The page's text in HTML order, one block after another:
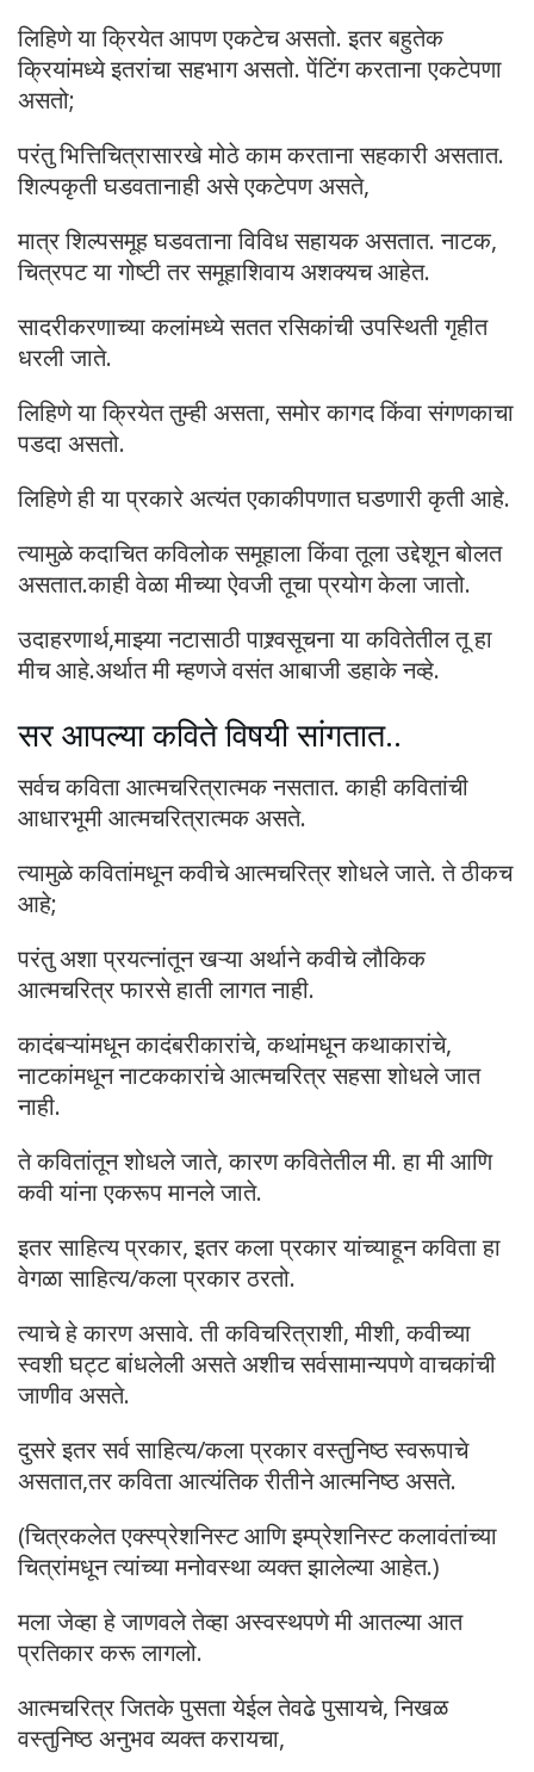
लिहिणे या क्रियेत आपण एकटेच असतो. इतर बहुतेक
क्रियांमध्ये इतरांचा सहभाग असतो. पेंटिंग करताना एकटेपणा
असतो;
परंतु भित्तिचित्रासारखे मोठे काम करताना सहकारी असतात.
शिल्पकृती घडवतानाही असे एकटेपण असते,
मात्र शिल्पसमूह घडवताना विविध सहायक असतात. नाटक,
चित्रपट या गोष्टी तर समूहाशिवाय अशक्यच आहेत.
सादरीकरणाच्या कलांमध्ये सतत रसिकांची उपस्थिती गृहीत
धरली जाते.
लिहिणे या क्रियेत तुम्ही असता, समोर कागद किंवा संगणकाचा
पडदा असतो.
लिहिणे ही या प्रकारे अत्यंत एकाकीपणात घडणारी कृती आहे.
त्यामुळे कदाचित कविलोक समूहाला किंवा तूला उद्देशून बोलत
असतात.काही वेळा मीच्या ऐवजी तूचा प्रयोग केला जातो.
उदाहरणार्थ,माझ्या नटासाठी पाश्र्वसूचना या कवितेतील तू हा
मीच आहे.अर्थात मी म्हणजे वसंत आबाजी डहाके नव्हे.
सर आपल्या कविते विषयी सांगतात..
सर्वच कविता आत्मचरित्रात्मक नसतात. काही कवितांची
आधारभूमी आत्मचरित्रात्मक असते.
त्यामुळे कवितांमधून कवीचे आत्मचरित्र शोधले जाते. ते ठीकच
आहे;
परंतु अशा प्रयत्नांतून खऱ्या अर्थाने कवीचे लौकिक
आत्मचरित्र फारसे हाती लागत नाही.
कादंबऱ्यांमधून कादंबरीकारांचे, कथांमधून कथाकारांचे,
नाटकांमधून नाटककारांचे आत्मचरित्र सहसा शोधले जात
नाही.
ते कवितांतून शोधले जाते, कारण कवितेतील मी. हा मी आणि
कवी यांना एकरूप मानले जाते.
इतर साहित्य प्रकार, इतर कला प्रकार यांच्याहून कविता हा
वेगळा साहित्य/कला प्रकार ठरतो.
त्याचे हे कारण असावे. ती कविचरित्राशी, मीशी, कवीच्या
स्वशी घट्ट बांधलेली असते अशीच सर्वसामान्यपणे वाचकांची
जाणीव असते.
दुसरे इतर सर्व साहित्य/कला प्रकार वस्तुनिष्ठ स्वरूपाचे
असतात,तर कविता आत्यंतिक रीतीने आत्मनिष्ठ असते.
(चित्रकलेत एक्स्प्रेशनिस्ट आणि इम्प्रेशनिस्ट कलावंतांच्या
चित्रांमधून त्यांच्या मनोवस्था व्यक्त झालेल्या आहेत.)
मला जेव्हा हे जाणवले तेव्हा अस्वस्थपणे मी आतल्या आत
प्रतिकार करू लागलो.
आत्मचरित्र जितके पुसता येईल तेवढे पुसायचे, निखळ
वस्तुनिष्ठ अनुभव व्यक्त करायचा,